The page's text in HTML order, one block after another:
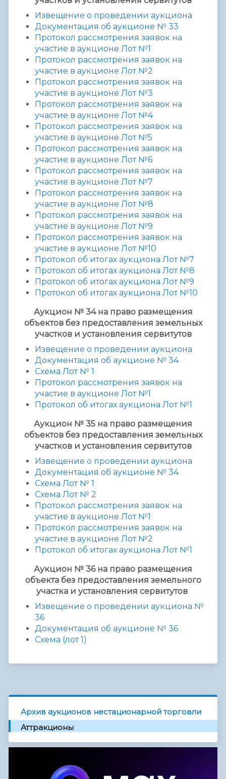
Извещение о проведении аукциона
Документация об аукционе № 33
Протокол рассмотрения заявок на
участие в аукционе Лот №1
Протокол рассмотрения заявок на
участие в аукционе Лот №2
Протокол рассмотрения заявок на
участие в аукционе Лот №3
Протокол рассмотрения заявок на
участие в аукционе Лот №4
Протокол рассмотрения заявок на
участие в аукционе Лот №5
Протокол рассмотрения заявок на
участие в аукционе Лот №6
Протокол рассмотрения заявок на
участие в аукционе Лот №7
Протокол рассмотрения заявок на
участие в аукционе Лот №8
Протокол рассмотрения заявок на
участие в аукционе Лот №9
Протокол рассмотрения заявок на
участие в аукционе Лот №10
Протокол об итогах аукциона Лот №7
Протокол об итогах аукциона Лот №8
Протокол об итогах аукциона Лот №9
Протокол об итогах аукциона Лот №10
Аукцион № 34 на право размещения
объектов без предоставления земельных
участков и установления сервитутов
Извещение о проведении аукциона
Документация об аукционе № 34
Схема Лот № 1
Протокол рассмотрения заявок на
участие в аукционе Лот №1
Протокол об итогах аукциона Лот №1
Аукцион № 35 на право размещения
объектов без предоставления земельных
участков и установления сервитутов
Извещение о проведении аукциона
Документация об аукционе № 34
Схема Лот № 1
Схема Лот № 2
Протокол рассмотрения заявок на
участие в аукционе Лот №1
Протокол рассмотрения заявок на
участие в аукционе Лот №2
Протокол об итогах аукциона Лот №1
Аукцион № 36 на право размещения
объекта без предоставления земельного
участка и установления сервитутов
Извещение о проведении аукциона №
36
Документация об аукционе № 36
Схема (лот 1)
Архив аукционов нестационарной торговли
Аттракционы